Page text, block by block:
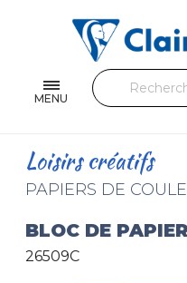
MENU
Feuilles & Copies
Beaux-arts & Dessin
Loisirs créatifs
Cuir & trousses
Loisirs créatifs
PAPIERS DE
BLOC DE
26509C